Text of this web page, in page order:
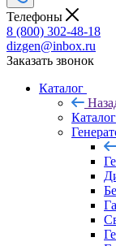
Телефоны
8 (800) 302-48-18
dizgen@inbox.ru
Заказать звонок
Каталог
Каталог